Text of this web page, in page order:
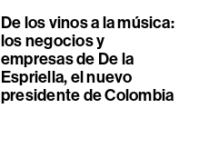
De los vinos a la música:
los negocios y
empresas de De la
Espriella, el nuevo
presidente de Colombia